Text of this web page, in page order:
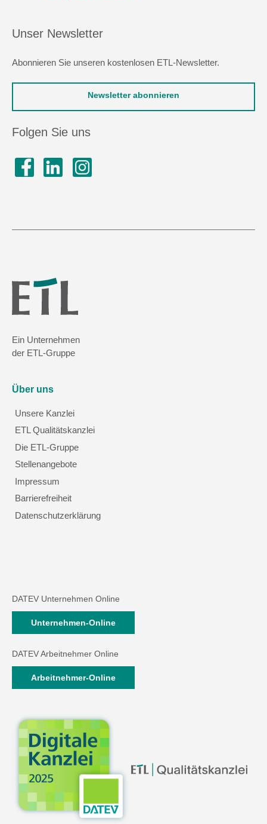
Unser Newsletter
Abonnieren Sie unseren kostenlosen ETL-Newsletter.
Newsletter abonnieren
Folgen Sie uns
Ein Unternehmen
der ETL-Gruppe
Über uns
Unsere Kanzlei
ETL Qualitätskanzlei
Die ETL-Gruppe
Stellenangebote
Impressum
Barrierefreiheit
Datenschutzerklärung
DATEV Unternehmen Online
Unternehmen-Online
DATEV Arbeitnehmer Online
Arbeitnehmer-Online